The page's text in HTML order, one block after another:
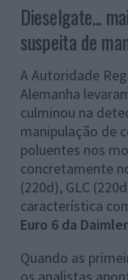
Dieselgate...
suspeita de
A Autoridade
Alemanha
culminou na
manipulação de
poluentes nos
concretamente
(220d), GLC
característica
Euro 6 da Daimler
Quando as
os analistas